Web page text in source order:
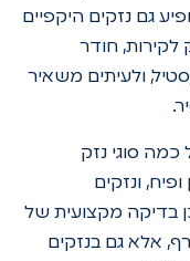
גם נזקים היקפיים
חודר
ולעיתים משאיר
סוגי נזק
ונזקים
בדיקה מקצועית של
אלא גם בנזקים